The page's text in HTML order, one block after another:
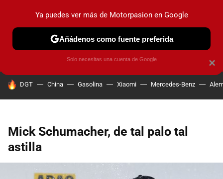
PRUEBAS COCHES ELÉCTRICOS OBSERVATORIO
HOY SE HABLA DE
DGT China Gasolina Xiaomi Mercedes-Benz
Mick Schumacher, de tal palo tal
astilla
×
Ya puedes ver más de Motorpasion en Google
Añádenos como fuente preferida
Solo necesitas una cuenta de Google